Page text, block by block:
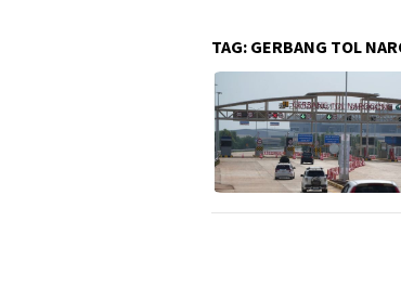
TAG: GERBANG TOL